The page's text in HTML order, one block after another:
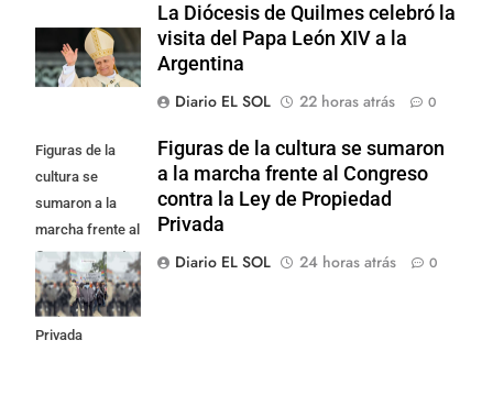
La Diócesis de Quilmes celebró la
visita del Papa León XIV a la
Argentina
Diario EL SOL
22 horas atrás 0
Figuras de la
cultura se
sumaron a la
marcha frente al
Congreso contra
la Ley de
Propiedad
Privada
Figuras de la cultura se sumaron
a la marcha frente al Congreso
contra la Ley de Propiedad
Privada
Diario EL SOL
24 horas atrás 0